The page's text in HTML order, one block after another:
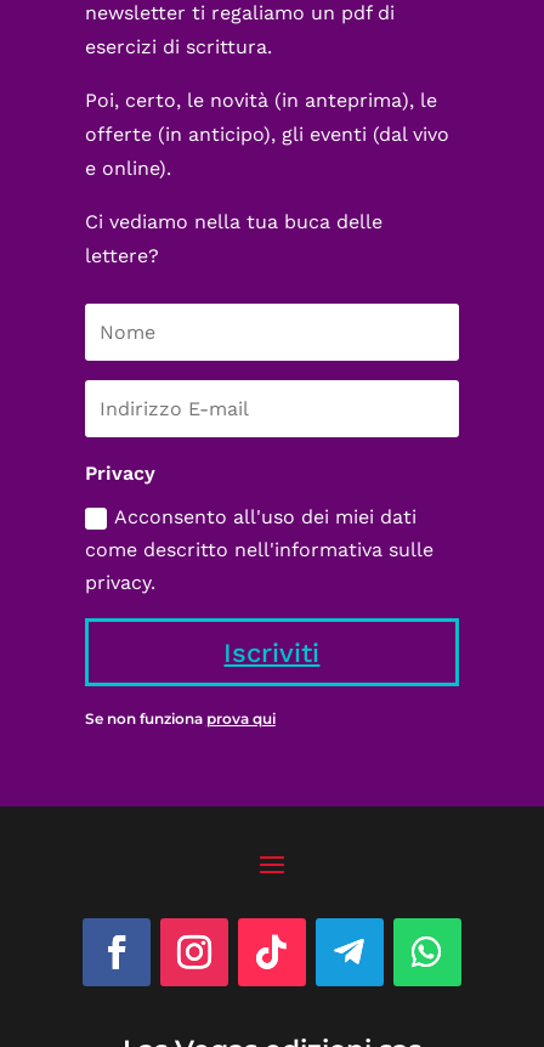
newsletter ti regaliamo un pdf di
esercizi di scrittura.
Poi, certo, le novità (in anteprima), le
offerte (in anticipo), gli eventi (dal vivo
e online).
Ci vediamo nella tua buca delle
lettere?
Privacy
Acconsento all'uso dei miei dati
come descritto nell'informativa sulle
privacy.
Iscriviti
Se non funziona prova qui